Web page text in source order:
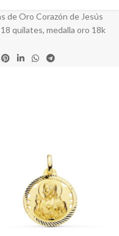
de Oro Corazón de Jesús
quilates, medalla oro 18k